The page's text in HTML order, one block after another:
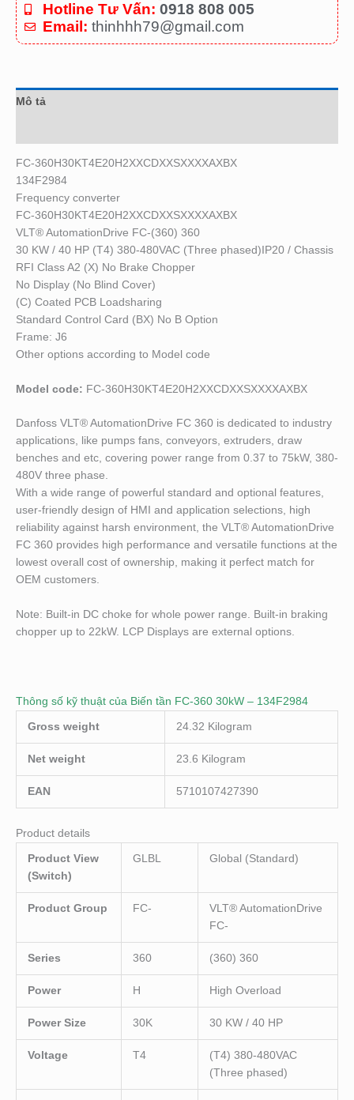
Hotline Tư Vấn: 0918 808 005
Email: thinhhh79@gmail.com
Mô tả
FC-360H30KT4E20H2XXCDXXSXXXXAXBX
134F2984
Frequency converter
FC-360H30KT4E20H2XXCDXXSXXXXAXBX
VLT® AutomationDrive FC-(360) 360
30 KW / 40 HP (T4) 380-480VAC (Three phased)IP20 / Chassis
RFI Class A2 (X) No Brake Chopper
No Display (No Blind Cover)
(C) Coated PCB Loadsharing
Standard Control Card (BX) No B Option
Frame: J6
Other options according to Model code
Model code: FC-360H30KT4E20H2XXCDXXSXXXXAXBX
Danfoss VLT® AutomationDrive FC 360 is dedicated to industry
applications, like pumps fans, conveyors, extruders, draw
benches and etc, covering power range from 0.37 to 75kW, 380-
480V three phase.
With a wide range of powerful standard and optional features,
user-friendly design of HMI and application selections, high
reliability against harsh environment, the VLT® AutomationDrive
FC 360 provides high performance and versatile functions at the
lowest overall cost of ownership, making it perfect match for
OEM customers.
Note: Built-in DC choke for whole power range. Built-in braking
chopper up to 22kW. LCP Displays are external options.
Thông số kỹ thuật của Biến tần FC-360 30kW – 134F2984
Gross weight 24.32 Kilogram
Net weight 23.6 Kilogram
EAN 5710107427390
Product details
Product View
(Switch)
GLBL Global (Standard)
Product Group FC-
VLT® AutomationDrive
FC-
Series 360 (360) 360
Power H High Overload
Power Size 30K 30 KW / 40 HP
Voltage T4
(T4) 380-480VAC
(Three phased)